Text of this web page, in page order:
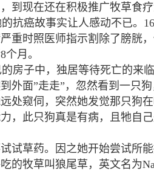
到现在还在积极推广牧草食
抗癌故事实让人感动不已。
重时照医师指示割除了膀胱
月。
房子中，独居等待死亡的来
外面”走走”，忽然看到一只
处窥伺，突然她发觉那只狗
，此只狗真是有病，且牠自己
试草药。因之她开始尝试所
的牧草叫狼尾草，英文名为